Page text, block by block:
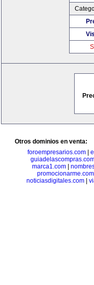
Otros dominios en venta:
foroempresarios.com|
marca1.com|
promocionarme.com
noticiasdigitales.com|